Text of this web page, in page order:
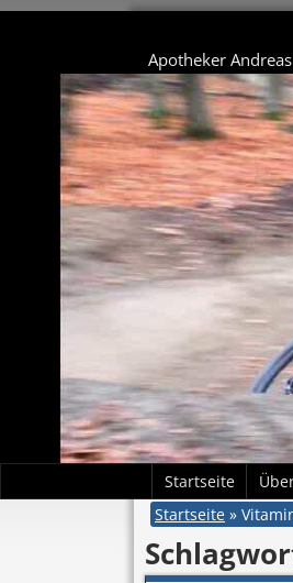
Apotheker
Startseite
Startseite »